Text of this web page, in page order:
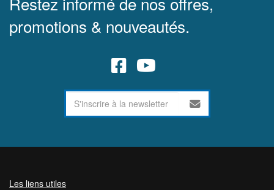
promotions & nouveautés.
Les liens utiles